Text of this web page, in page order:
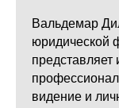
Вальдемар
юридической
представляет
видение и